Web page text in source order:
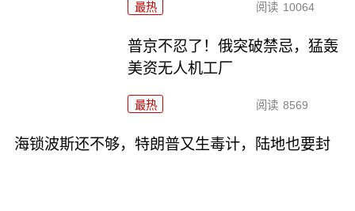
最热 阅读 10064
普京不忍了！俄突破禁忌，猛轰
美资无人机工厂
最热 阅读 8569
海锁波斯还不够，特朗普又生毒计，陆地也要封